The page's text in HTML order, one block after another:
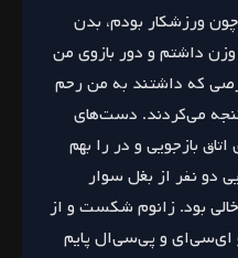
ورزشکار بودم، بدن
فرم و ۱۲۷ کیلو وزن داشتم و دور بازوی من
حرصی که داشتند به من رحم
می‌کردند. دست‌های
بازجویی و در را بهم
دو نفر از بغل سوار
بود. زانوم شکست و از
ای‌سی‌ای و پی‌سی‌ال پایم